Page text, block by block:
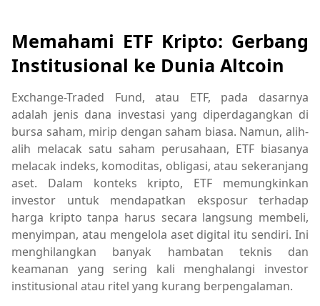
Memahami ETF Kripto: Gerbang
Institusional ke Dunia Altcoin
Exchange-Traded Fund, atau ETF, pada dasarnya
adalah jenis dana investasi yang diperdagangkan di
bursa saham, mirip dengan saham biasa. Namun, alih-
alih melacak satu saham perusahaan, ETF biasanya
melacak indeks, komoditas, obligasi, atau sekeranjang
aset. Dalam konteks kripto, ETF memungkinkan
investor untuk mendapatkan eksposur terhadap
harga kripto tanpa harus secara langsung membeli,
menyimpan, atau mengelola aset digital itu sendiri. Ini
menghilangkan banyak hambatan teknis dan
keamanan yang sering kali menghalangi investor
institusional atau ritel yang kurang berpengalaman.